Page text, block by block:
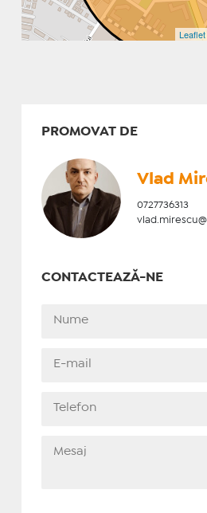
Leaflet
PROMOVAT DE
Vlad
0727736313
CONTACTEAZĂ-NE